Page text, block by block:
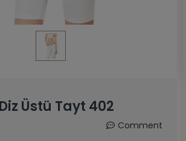
Üstü Tayt 402
Comment